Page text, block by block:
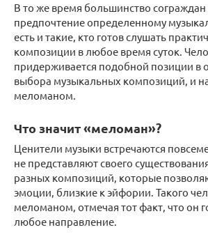
В то же время большинство
предпочтение определенному
есть и такие, кто готов слушать
композиции в любое время суток.
придерживается подобной позиции в
выбора музыкальных композиций, и
меломаном.
Что значит «меломан»?
Ценители музыки встречаются
не представляют своего
разных композиций, которые
эмоции, близкие к эйфории. Такого
меломаном, отмечая тот факт, что он
любое направление.